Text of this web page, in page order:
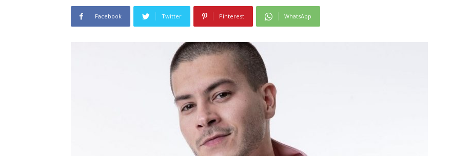
Facebook Twitter Pinterest WhatsApp